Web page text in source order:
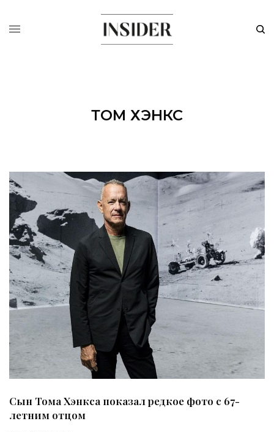
ТОМ ХЭНКС
Сын Тома Хэнкса показал редкое фото с 67-
летним отцом